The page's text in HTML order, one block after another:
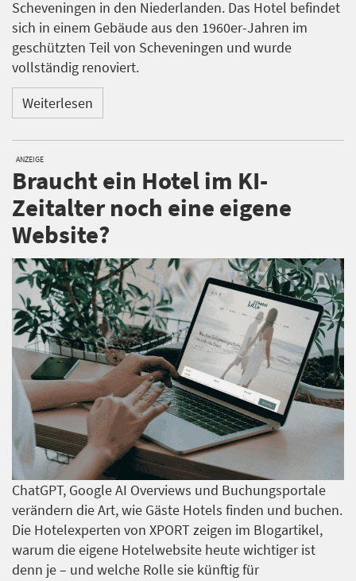
Scheveningen in den Niederlanden. Das Hotel befindet
sich in einem Gebäude aus den 1960er-Jahren im
geschützten Teil von Scheveningen und wurde
vollständig renoviert.
Weiterlesen
ANZEIGE
Braucht ein Hotel im KI-
Zeitalter noch eine eigene
Website?
ChatGPT, Google AI Overviews und Buchungsportale
verändern die Art, wie Gäste Hotels finden und buchen.
Die Hotelexperten von XPORT zeigen im Blogartikel,
warum die eigene Hotelwebsite heute wichtiger ist
denn je – und welche Rolle sie künftig für